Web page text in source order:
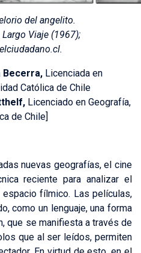
del angelito.
Viaje (1967);
Becerra, Licenciada en
Católica de Chile
Licenciado en Geografía,
de Chile]
nuevas geografías, el cine
reciente para analizar el
fílmico. Las películas,
como un lenguaje, una forma
que se manifiesta a través de
que al ser leídos, permiten